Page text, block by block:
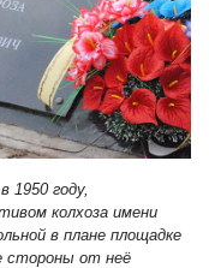
1950 году,
колхоза имени
в плане площадке
стороны от неё